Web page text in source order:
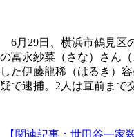
6月29日、横浜市鶴見区
の冨永紗菜（さな）さん
した伊藤龍稀（はるき）
疑で逮捕。2人は直前まで
【関連記事：世田谷一家